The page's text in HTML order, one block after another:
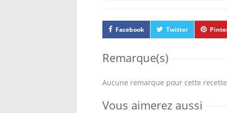
Facebook Twitter
Remarque(s)
Aucune remarque pour cette
Vous aimerez aussi